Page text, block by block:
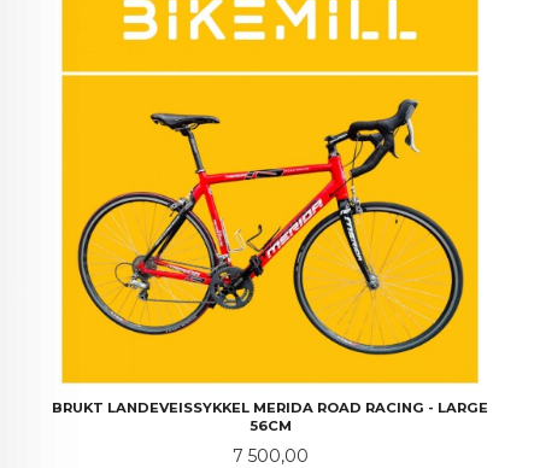
BRUKT LANDEVEISSYKKEL MERIDA ROAD RACING - LARGE
56CM
Pris
7 500,00